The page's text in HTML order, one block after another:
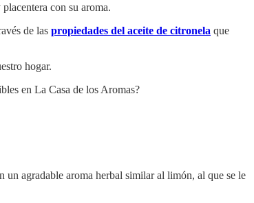
con su aroma.
de las propiedades del aceite de citronela que
hogar.
en La Casa de los Aromas?
un agradable aroma herbal similar al limón, al que se le